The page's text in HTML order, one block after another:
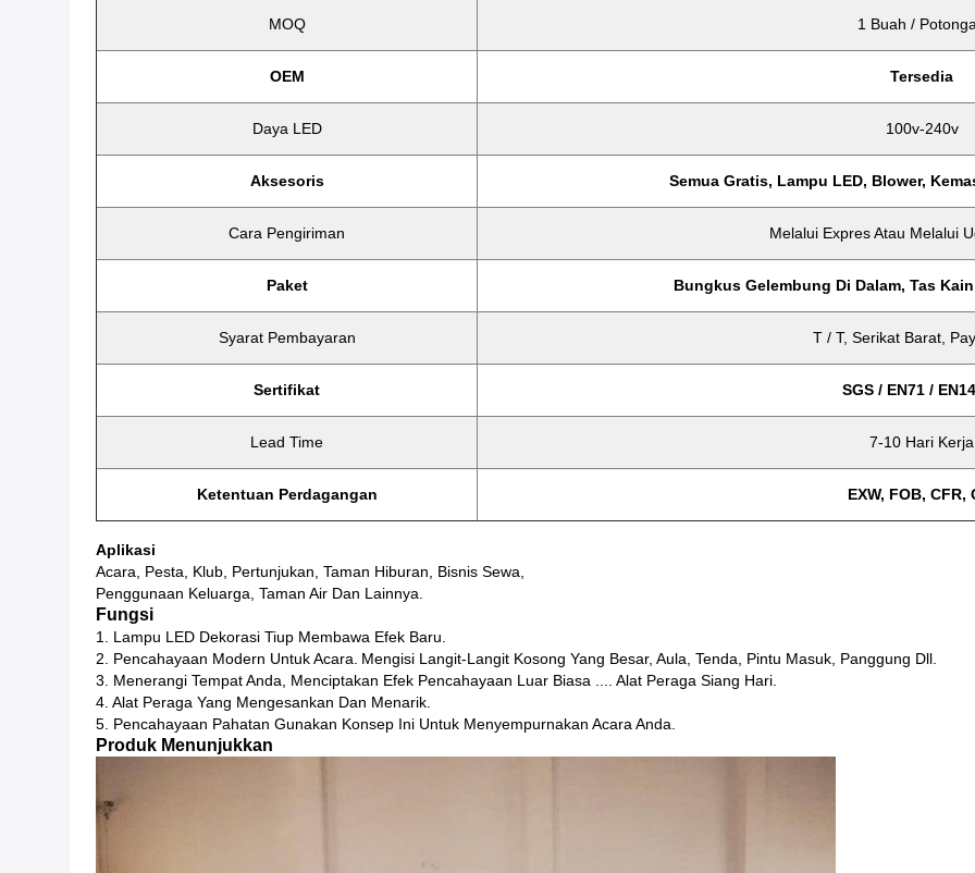
MOQ 1 Buah /
OEM Tersedia
Daya LED 100v-240v
Aksesoris Semua Gratis, Lampu LED, Blower,
Cara Pengiriman Melalui Expres Atau Melalui
Paket Bungkus Gelembung Di Dalam, Tas
Syarat Pembayaran T / T, Serikat Barat,
Sertifikat SGS / EN71 /
Lead Time 7-10 Hari Kerja
Ketentuan Perdagangan EXW, FOB, CFR,
Aplikasi
Acara, Pesta, Klub, Pertunjukan, Taman Hiburan, Bisnis Sewa,
Penggunaan Keluarga, Taman Air Dan Lainnya.
Fungsi
1. Lampu LED Dekorasi Tiup Membawa Efek Baru.
2. Pencahayaan Modern Untuk Acara. Mengisi Langit-Langit Kosong Yang Besar, Aula, Tenda, Pintu Masuk, Panggung Dll.
3. Menerangi Tempat Anda, Menciptakan Efek Pencahayaan Luar Biasa .... Alat Peraga Siang Hari.
4. Alat Peraga Yang Mengesankan Dan Menarik.
5. Pencahayaan Pahatan Gunakan Konsep Ini Untuk Menyempurnakan Acara Anda.
Produk Menunjukkan